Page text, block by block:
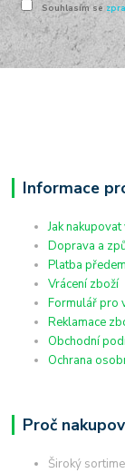
Souhlasím se
Informace
Jak
Doprava a
Platba
Vrácení zboží
Formulář pro
Reklamace
Obchodní
Ochrana
Proč
Široký